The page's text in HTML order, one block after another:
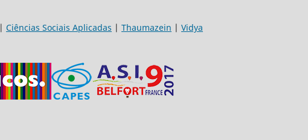
| Ciências Sociais Aplicadas | Thaumazein | Vidya